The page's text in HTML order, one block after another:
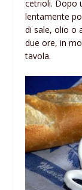
cetrioli. Dopo
lentamente
di sale, olio o
due ore, in
tavola.